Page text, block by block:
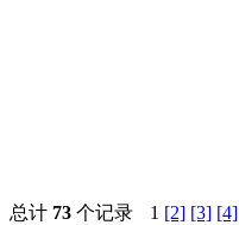
总计 73 个记录 1 [2] [3] [4]